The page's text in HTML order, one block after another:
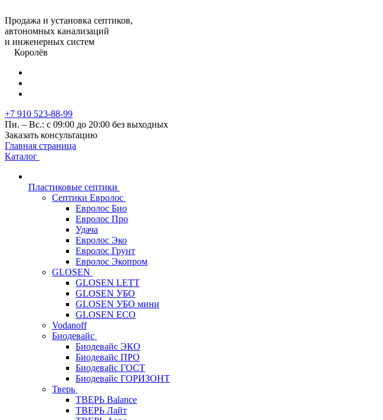
Продажа и установка септиков,
автономных канализаций
и инженерных систем
Королёв
+7 910 523-88-99
Пн. – Вс.: с 09:00 до 20:00 без выходных
Заказать консультацию
Главная страница
Каталог
Пластиковые септики
Септики Евролос
Евролос Био
Евролос Про
Удача
Евролос Эко
Евролос Грунт
Евролос Экопром
GLOSEN
GLOSEN LETT
GLOSEN УБО
GLOSEN УБО мини
GLOSEN ECO
Vodanoff
Биодевайс
Биодевайс ЭКО
Биодевайс ПРО
Биодевайс ГОСТ
Биодевайс ГОРИЗОНТ
Тверь
ТВЕРЬ Balance
ТВЕРЬ Лайт